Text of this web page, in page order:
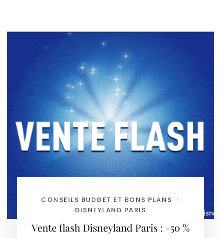
CONSEILS BUDGET ET BONS PLANS /
DISNEYLAND PARIS
Vente flash Disneyland Paris : -50 %